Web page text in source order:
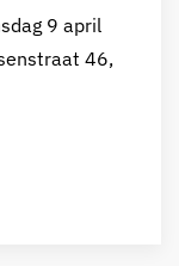
9 april
46,